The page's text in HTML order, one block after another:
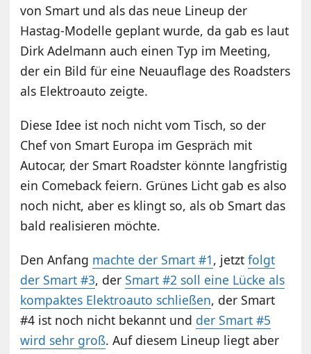
von Smart und als das neue Lineup der
Hastag-Modelle geplant wurde, da gab es laut
Dirk Adelmann auch einen Typ im Meeting,
der ein Bild für eine Neuauflage des Roadsters
als Elektroauto zeigte.
Diese Idee ist noch nicht vom Tisch, so der
Chef von Smart Europa im Gespräch mit
Autocar, der Smart Roadster könnte langfristig
ein Comeback feiern. Grünes Licht gab es also
noch nicht, aber es klingt so, als ob Smart das
bald realisieren möchte.
Den Anfang machte der Smart #1, jetztfolgt
der Smart #3, derSmart #2 soll eine Lücke als
kompaktes Elektroauto schließen, der Smart
#4 ist noch nicht bekannt und der Smart #5
wird sehr groß. Auf diesem Lineup liegt aber